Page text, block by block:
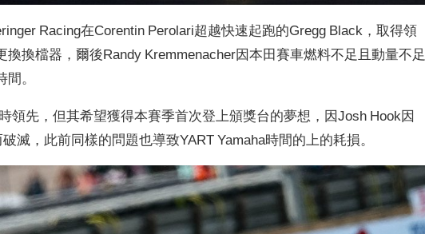
Racing在Corentin Perolari超越快速起跑的Gregg Black，取得領
換檔器，爾後Randy Kremmenacher因本田賽車燃料不足且動量不足
。
領先，但其希望獲得本賽季首次登上頒獎台的夢想，因Josh Hook因
滅，此前同樣的問題也導致YART Yamaha時間的上的耗損。